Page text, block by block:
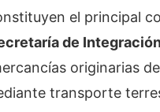
el principal
de
originarias
transporte